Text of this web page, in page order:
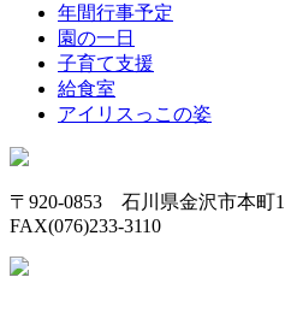
年間行事予定
園の一日
子育て支援
給食室
アイリスっこの姿
〒920-0853 石川県金沢市本
FAX(076)233-3110